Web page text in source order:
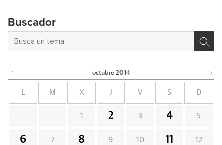
Buscador
octubre 2014
L M X J V S D
1 2 3 4 5
6 7 8 9 10 11 12